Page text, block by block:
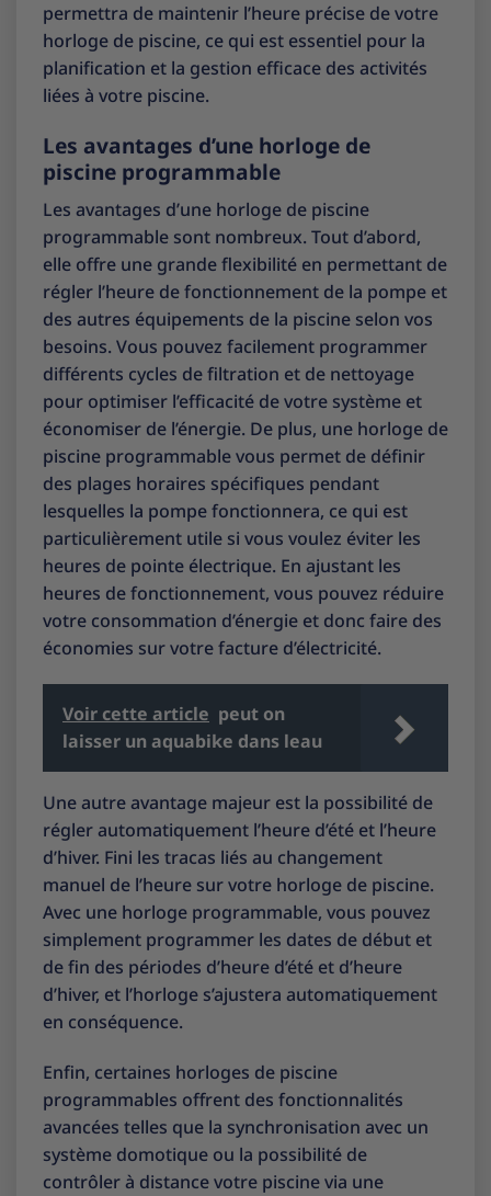
permettra de maintenir l’heure précise de votre
horloge de piscine, ce qui est essentiel pour la
planification et la gestion efficace des activités
liées à votre piscine.
Les avantages d’une horloge de
piscine programmable
Les avantages d’une horloge de piscine
programmable sont nombreux. Tout d’abord,
elle offre une grande flexibilité en permettant de
régler l’heure de fonctionnement de la pompe et
des autres équipements de la piscine selon vos
besoins. Vous pouvez facilement programmer
différents cycles de filtration et de nettoyage
pour optimiser l’efficacité de votre système et
économiser de l’énergie. De plus, une horloge de
piscine programmable vous permet de définir
des plages horaires spécifiques pendant
lesquelles la pompe fonctionnera, ce qui est
particulièrement utile si vous voulez éviter les
heures de pointe électrique. En ajustant les
heures de fonctionnement, vous pouvez réduire
votre consommation d’énergie et donc faire des
économies sur votre facture d’électricité.
Voir cette article peut on
laisser un aquabike dans leau
Une autre avantage majeur est la possibilité de
régler automatiquement l’heure d’été et l’heure
d’hiver. Fini les tracas liés au changement
manuel de l’heure sur votre horloge de piscine.
Avec une horloge programmable, vous pouvez
simplement programmer les dates de début et
de fin des périodes d’heure d’été et d’heure
d’hiver, et l’horloge s’ajustera automatiquement
en conséquence.
Enfin, certaines horloges de piscine
programmables offrent des fonctionnalités
avancées telles que la synchronisation avec un
système domotique ou la possibilité de
contrôler à distance votre piscine via une